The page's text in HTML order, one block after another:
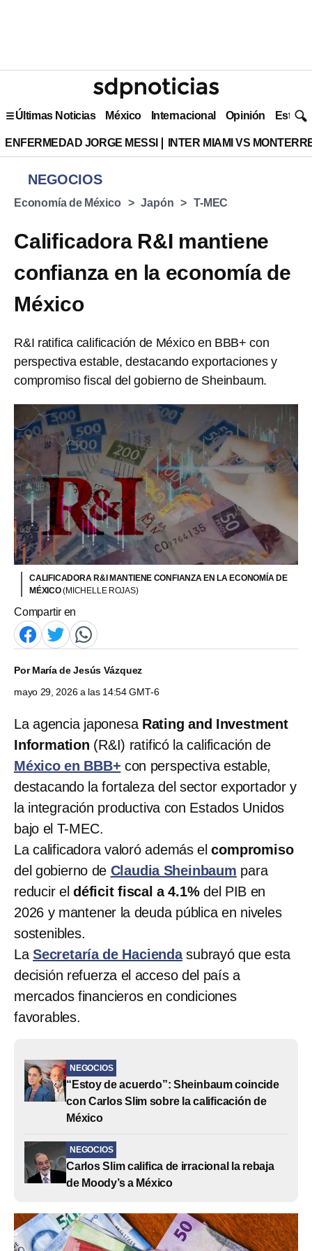
Últimas Noticias México Internacional Opinión Estilo
ENFERMEDAD JORGE MESSI INTER MIAMI VS
NEGOCIOS
Economía de México Japón T-MEC
Calificadora R&I mantiene
confianza en la economía de
México
R&I ratifica calificación de México en BBB+ con
perspectiva estable, destacando exportaciones y
compromiso fiscal del gobierno de Sheinbaum.
CALIFICADORA R&I MANTIENE CONFIANZA EN LA ECONOMÍA DE
MÉXICO(MICHELLE ROJAS)
Compartir en
PorMaría de Jesús Vázquez
mayo 29, 2026 a las 14:54 GMT-6
La agencia japonesa Rating and Investment
Information (R&I) ratificó la calificación de
México en BBB+ con perspectiva estable,
destacando la fortaleza del sector exportador y
la integración productiva con Estados Unidos
bajo el T-MEC.
La calificadora valoró además elcompromiso
del gobierno de Claudia Sheinbaum para
reducir eldéficit fiscal a 4.1%del PIB en
2026 y mantener la deuda pública en niveles
sostenibles.
La Secretaría de Hacienda subrayó que esta
decisión refuerza el acceso del país a
mercados financieros en condiciones
favorables.
NEGOCIOS
“Estoy de acuerdo”: Sheinbaum coincide
con Carlos Slim sobre la calificación de
México
NEGOCIOS
Carlos Slim califica de irracional la rebaja
de Moody’s a México